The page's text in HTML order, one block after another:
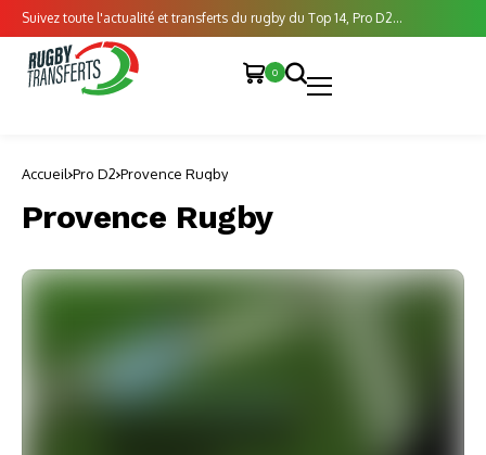
Suivez toute l'actualité et transferts du rugby du Top 14, Pro D2...
0
Accueil Pro D2 Provence Rugby
Provence Rugby